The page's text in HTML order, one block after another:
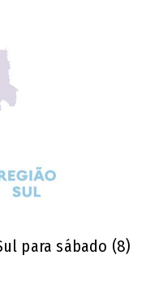
para sábado (8)